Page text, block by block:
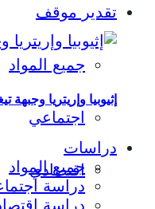
تقدير موقف
جميع المواد
اجتماعي
اقتصادي
إثيوبيا وإريتريا
دراسات
جميع المواد
دراسة
دراسة